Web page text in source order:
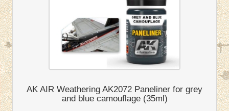
AK AIR Weathering AK2072 Paneliner for grey
and blue camouflage (35ml)